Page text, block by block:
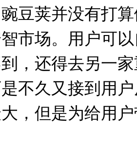
荚并没有打算
市场。用户可
，还得去另一
不久又接到用
，但是为给用